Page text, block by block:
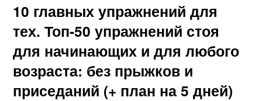
10 главных упражнений для
тех. Топ-50 упражнений стоя
для начинающих и для любого
возраста: без прыжков и
приседаний (+ план на 5 дней)